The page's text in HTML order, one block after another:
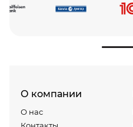
О компании
О нас
Контакты